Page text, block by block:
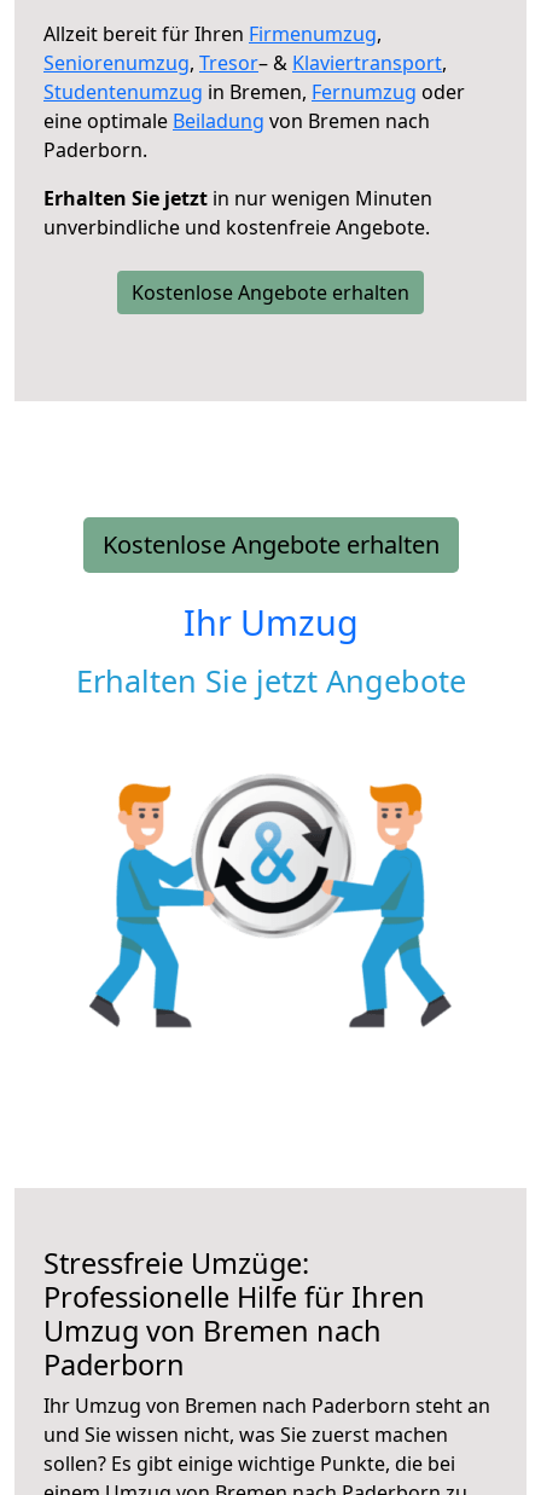
Allzeit bereit für Ihren Firmenumzug,
Seniorenumzug, Tresor– & Klaviertransport,
Studentenumzug in Bremen, Fernumzug oder
eine optimale Beiladung von Bremen nach
Paderborn.
Erhalten Sie jetzt in nur wenigen Minuten
unverbindliche und kostenfreie Angebote.
Kostenlose Angebote erhalten
Kostenlose Angebote erhalten
Ihr Umzug
Erhalten Sie jetzt Angebote
Stressfreie Umzüge:
Professionelle Hilfe für Ihren
Umzug von Bremen nach
Paderborn
Ihr Umzug von Bremen nach Paderborn steht an
und Sie wissen nicht, was Sie zuerst machen
sollen? Es gibt einige wichtige Punkte, die bei